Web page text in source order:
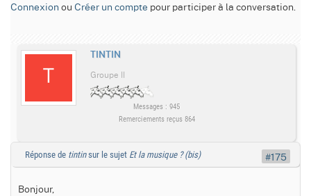
Connexion ou Créer un compte pour participer à la conversation.
TINTIN
Groupe II
Messages : 945
Remerciements reçus 864
Réponse de tintinsur le sujet Et la musique ? (bis)
Bonjour,
#175